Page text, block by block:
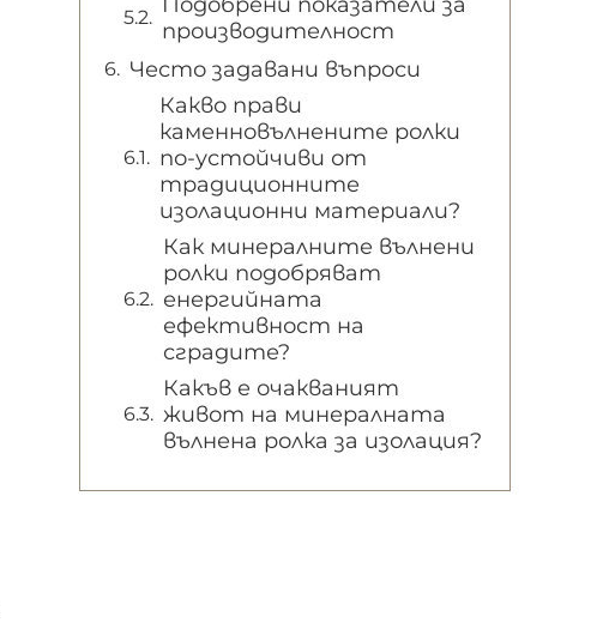
производителност
Често задавани въпроси
Какво прави
каменновълнените ролки
по-устойчиви от
традиционните
изолационни материали?
Как минералните вълнени
ролки подобряват
енергийната
ефективност на
сградите?
Какъв е очакваният
живот на минералната
вълнена ролка за изолация?